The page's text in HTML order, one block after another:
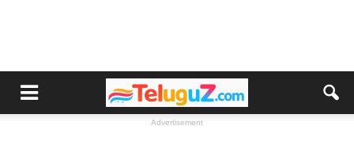
Advertisement